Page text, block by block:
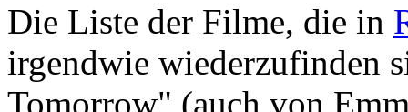
Die Liste der Filme, die in
irgendwie wiederzufinden
Tomorrow" (auch von